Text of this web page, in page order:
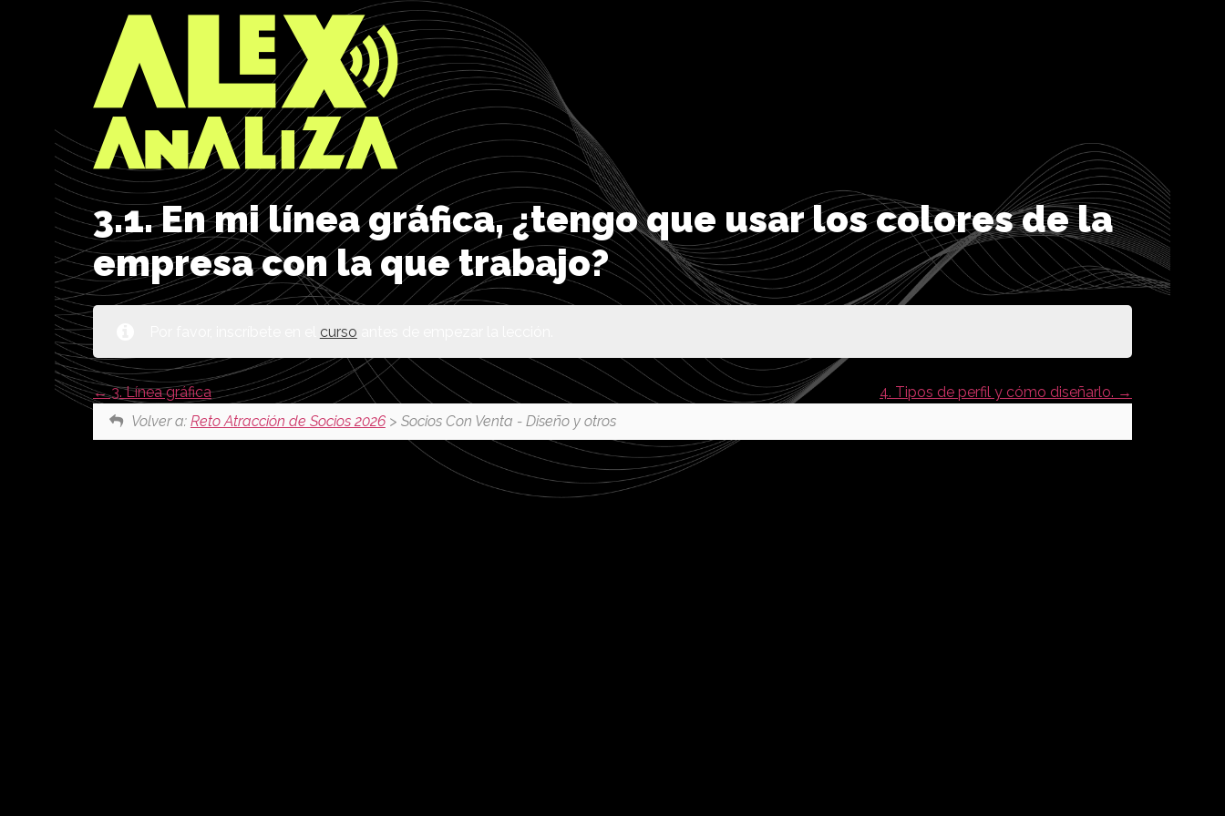
3.1. En mi línea gráfica, ¿tengo que usar los colores de la
empresa con la que trabajo?
curso
3. Línea gráfica
4. Tipos de perfil y cómo diseñarlo.
Volver a: Reto Atracción de Socios 2026> Socios Con Venta - Diseño y otros